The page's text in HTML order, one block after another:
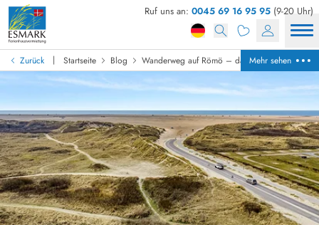
Ruf uns an: 0045 69 16 95 95 (9-20 Uhr)
Zurück | Startseite Blog Wanderweg auf Römö – das Wattenmeer und
Mehr sehen